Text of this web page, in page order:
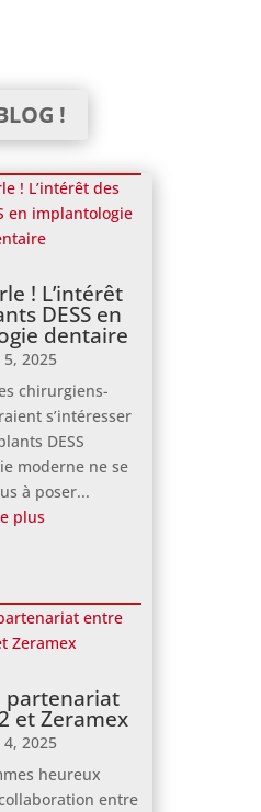
!
! L’intérêt
DESS en
dentaire
5, 2025
chirurgiens-
s’intéresser
DESS
moderne ne se
à poser...
plus
partenariat
et Zeramex
4, 2025
heureux
entre